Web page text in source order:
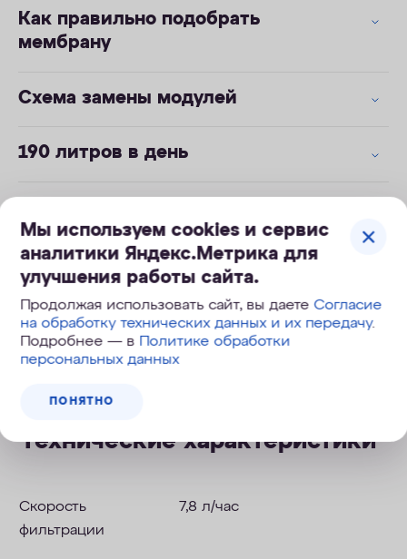
Как правильно подобрать
мембрану
Схема замены модулей
190 литров в день
блюд
Останавливает бактерии и вирусы
Технические характеристики
Скорость
фильтрации
7,8 л/час
Мы используем cookies и сервис
аналитики Яндекс.Метрика для
улучшения работы сайта.
Продолжая использовать сайт, вы даетеСогласие
на обработку технических данных и их передачу.
Подробнее — в Политике обработки
персональных данных
ПОНЯТНО